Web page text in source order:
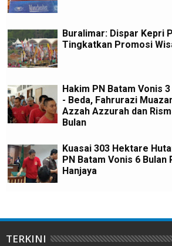
Buralimar: Dispar Kepri
Tingkatkan Promosi
Hakim PN Batam Vonis
- Beda, Fahrurazi
Azzah Azzurah dan
Bulan
Kuasai 303 Hektare
PN Batam Vonis 6
Hanjaya
TERKINI